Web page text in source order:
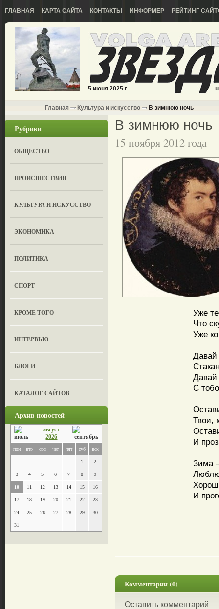
ГЛАВНАЯ КАРТА САЙТА КОНТАКТЫ ИНФОРМЕР РЕЙТИНГ
5 июня 2025 г.
Главная Культура и искусство В зимнюю ночь
Рубрики
ОБЩЕСТВО
ПРОИСШЕСТВИЯ
КУЛЬТУРА И ИСКУССТВО
ЭКОНОМИКА
ПОЛИТИКА
СПОРТ
КРОМЕ ТОГО
ИНТЕРВЬЮ
БЛОГИ
КАТАЛОГ САЙТОВ
Архив новостей
август
2026
пон втр срд чет пят суб вск
1 2
3 4 5 6 7 8 9
10 11 12 13 14 15 16
17 18 19 20 21 22 23
24 25 26 27 28 29 30
31
В зимнюю ночь
15 ноября 2012 года
Уже
Что
Уже
Давай
Давай
С
Твои,
И
Зима
И
Комментарии (0)
Оставить комментарий